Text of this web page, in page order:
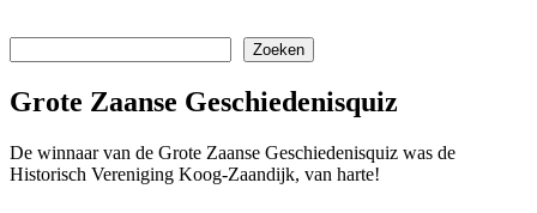
Zoeken
Grote Zaanse Geschiedenisquiz
De winnaar van de Grote Zaanse Geschiedenisquiz was de
Historisch Vereniging Koog-Zaandijk, van harte!